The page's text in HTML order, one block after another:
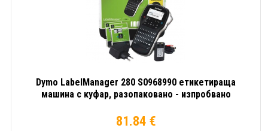
Dymo LabelManager 280 S0968990 етикетираща
машина с куфар, разопаковано - изпробвано
81.84 €